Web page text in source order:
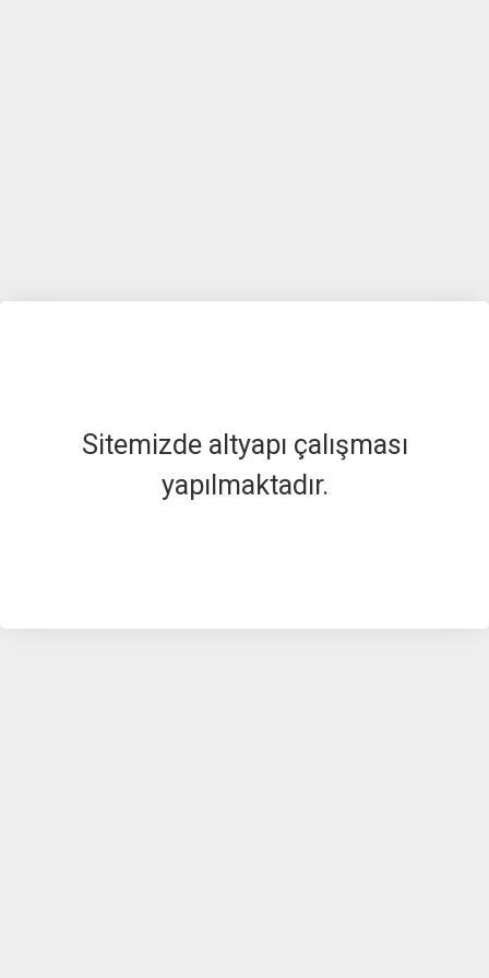
Sitemizde altyapı çalışması
yapılmaktadır.